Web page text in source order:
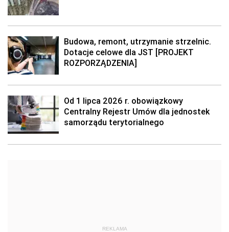
Budowa, remont, utrzymanie strzelnic.
Dotacje celowe dla JST [PROJEKT
ROZPORZĄDZENIA]
Od 1 lipca 2026 r. obowiązkowy
Centralny Rejestr Umów dla jednostek
samorządu terytorialnego
REKLAMA